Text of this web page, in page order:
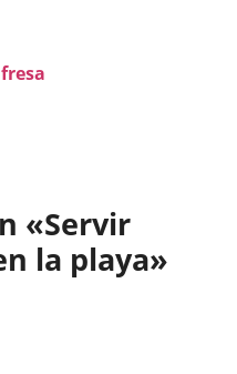
«Servir
la playa»